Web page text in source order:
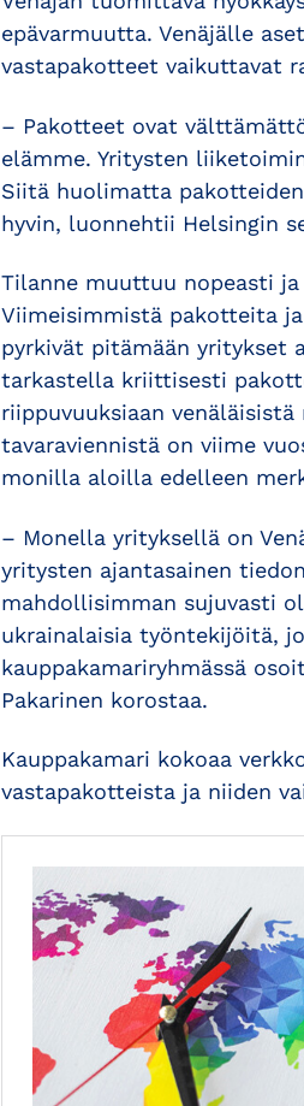
epävarmuutta. Venäjälle
vastapakotteet vaikuttavat
– Pakotteet ovat
elämme. Yritysten
Siitä huolimatta
hyvin, luonnehtii Helsingin
Tilanne muuttuu nopeasti
Viimeisimmistä pakotteita
pyrkivät pitämään yritykset
tarkastella kriittisesti
riippuvuuksiaan venäläisistä
tavaraviennistä on viime
monilla aloilla edelleen
– Monella yrityksellä on
yritysten ajantasainen
mahdollisimman sujuvasti
ukrainalaisia työntekijöitä,
kauppakamariryhmässä
Pakarinen korostaa.
Kauppakamari kokoaa
vastapakotteista ja niiden